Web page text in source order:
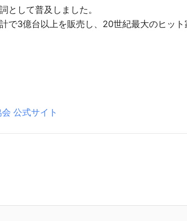
として普及しました。
で3億台以上を販売し、20世紀最大のヒット
公式サイト